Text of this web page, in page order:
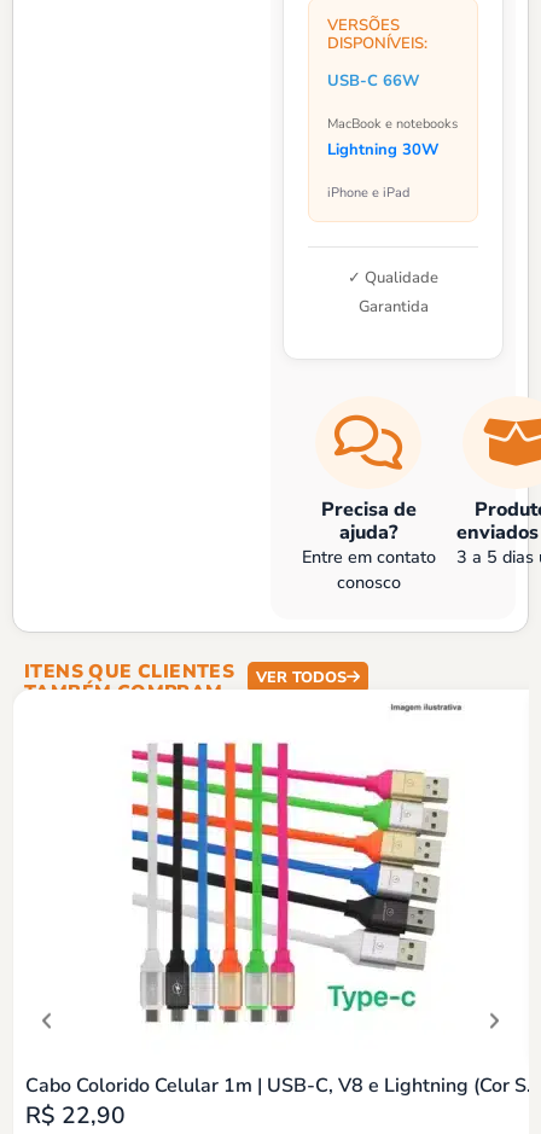
VERSÕES
DISPONÍVEIS:
USB-C 66W
MacBook e notebooks
Lightning 30W
iPhone e iPad
✓ Qualidade
Garantida
Precisa de
ajuda?
Entre em contato
conosco
3 a 5 dias
ITENS QUE CLIENTES
TAMBÉM COMPRAM
VER TODOS
Cabo Colorido Celular 1m | USB-C, V8 e Lightning (Cor Sortida)
R$ 22,90